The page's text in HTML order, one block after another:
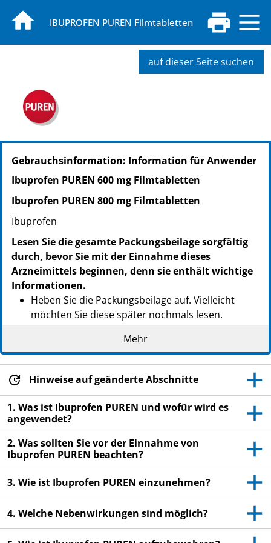
IBUPROFEN PUREN Filmtabletten
auf dieser Seite suchen
PZN: 13816708
PPN: 111381670803
NTIN: 04150138167086
PPN: 111381671466
NTIN: 04150138167147
PZN: 13816720
PPN: 111381672032
NTIN: 04150138167208
Gebrauchsinformation: Information für Anwender
Ibuprofen PUREN 600 mg Filmtabletten
Ibuprofen PUREN 800 mg Filmtabletten
Ibuprofen
Lesen Sie die gesamte Packungsbeilage sorgfältig
durch, bevor Sie mit der Einnahme dieses
Arzneimittels beginnen, denn sie enthält wichtige
Informationen.
Heben Sie die Packungsbeilage auf. Vielleicht
möchten Sie diese später nochmals lesen.
Wenn Sie weitere Fragen haben, wenden Sie sich
an Ihren Arzt oder Apotheker.
verschrieben. Geben Sie es nicht an Dritte weiter.
Es kann anderen Menschen schaden, auch wenn
diese die gleichen Beschwerden haben wie Sie.
Wenn Sie Nebenwirkungen bemerken, wenden Sie
sich an Ihren Arzt oder Apotheker. Dies gilt auch
für Nebenwirkungen, die nicht in dieser
Packungsbeilage angegeben sind. Siehe Abschnitt
Mehr
Hinweise auf geänderte Abschnitte
1. Was ist Ibuprofen PUREN und wofür wird es
angewendet?
2. Was sollten Sie vor der Einnahme von
Ibuprofen PUREN beachten?
3. Wie ist Ibuprofen PUREN einzunehmen?
4. Welche Nebenwirkungen sind möglich?